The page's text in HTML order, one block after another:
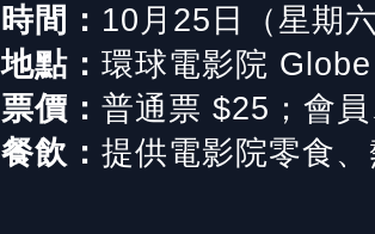
時間： 10月25日（星期
地點： 環球電影院
票價： 普通票 $25；會
餐飲： 提供電影院零食